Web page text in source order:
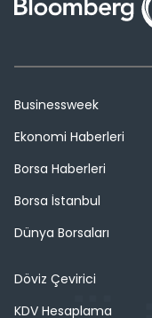
Businessweek
Ekonomi Haberleri
Borsa Haberleri
Borsa İstanbul
Dünya Borsaları
Döviz Çevirici
KDV Hesaplama